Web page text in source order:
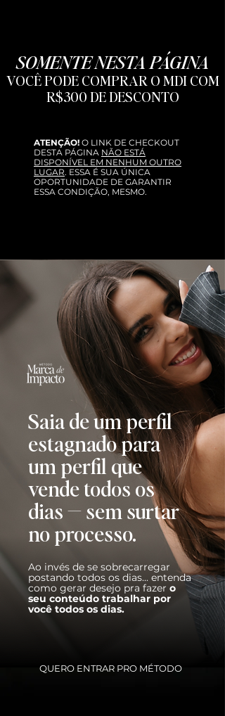
SOMENTE NESTA PÁGINA
VOCÊ PODE COMPRAR O MDI COM
R$300 DE DESCONTO
ATENÇÃO! O LINK DE CHECKOUT
DESTA PÁGINA NÃO ESTÁ
DISPONÍVEL EM NENHUM OUTRO
LUGAR. ESSA É SUA ÚNICA
OPORTUNIDADE DE GARANTIR
ESSA CONDIÇÃO, MESMO.
Saia de um perfil
estagnado para
um perfil que
vende todos os
dias — sem surtar
no processo.
Ao invés de se sobrecarregar
postando todos os dias... entenda
como gerar desejo pra fazer o
seu conteúdo trabalhar por
você todos os dias.
QUERO ENTRAR PRO MÉTODO